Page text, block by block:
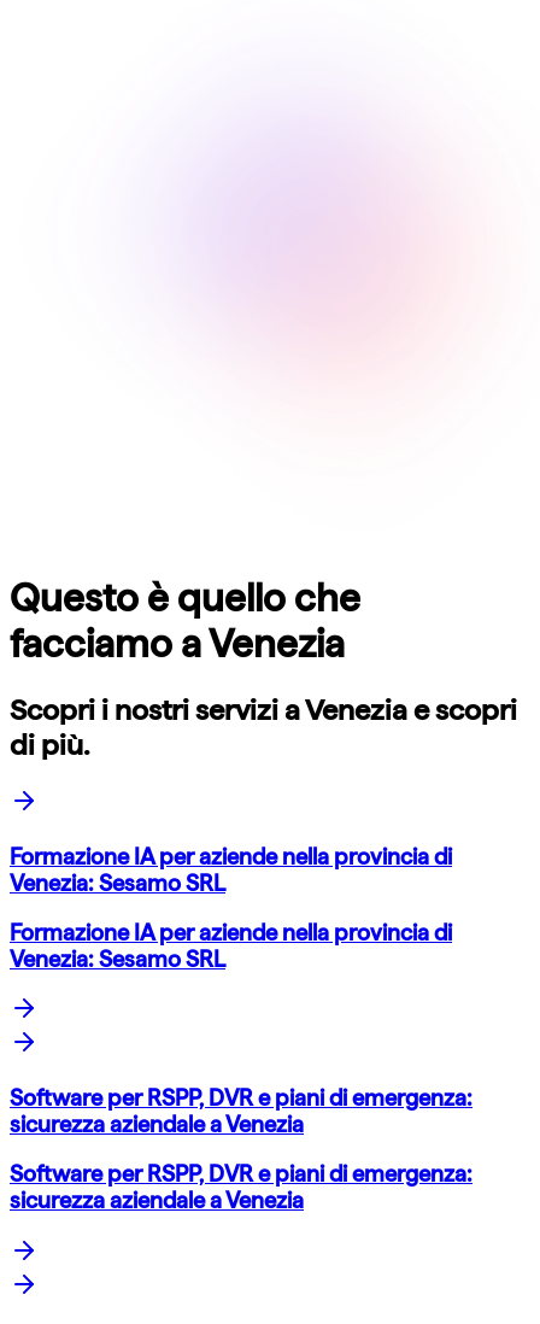
Questo è quello che
facciamo aVenezia
Scopri i nostri servizi aVeneziae scopri
di più.
Formazione IA per aziende nella provincia di
Venezia: Sesamo SRL
Formazione IA per aziende nella provincia di
Venezia: Sesamo SRL
Software per RSPP, DVR e piani di emergenza:
sicurezza aziendale a Venezia
Software per RSPP, DVR e piani di emergenza:
sicurezza aziendale a Venezia